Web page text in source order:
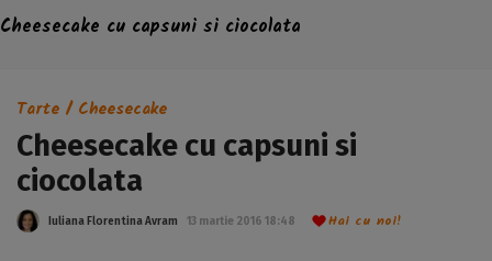
Cheesecake cu capsuni si ciocolata
Tarte / Cheesecake
Cheesecake cu capsuni si
ciocolata
Iuliana Florentina Avram 13 martie 2016 18:48 Hai cu noi!